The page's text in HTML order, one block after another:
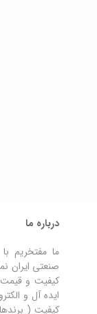
درباره ما
ما مفتخریم
صنعتی ایران
ایده آل و